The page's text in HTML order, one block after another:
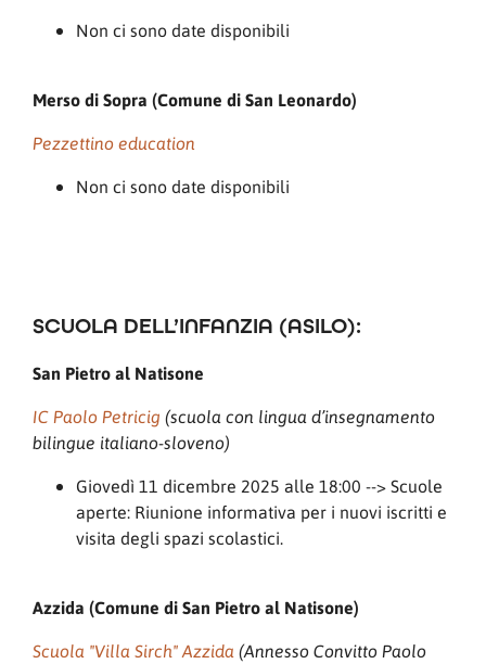
Non ci sono date disponibili
Merso di Sopra (Comune di San Leonardo)
Pezzettino education
Non ci sono date disponibili
SCUOLA DELL’INFANZIA (ASILO):
San Pietro al Natisone
IC Paolo Petricig (scuola con lingua d’insegnamento
bilingue italiano-sloveno)
Giovedì 11 dicembre 2025 alle 18:00 --> Scuole
aperte: Riunione informativa per i nuovi iscritti e
visita degli spazi scolastici.
Azzida (Comune di San Pietro al Natisone)
Scuola "Villa Sirch" Azzida (Annesso Convitto Paolo